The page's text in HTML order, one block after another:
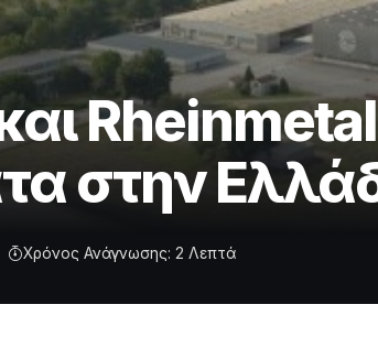
στην
Χρόνος Ανάγνωσης: 2 Λεπτά